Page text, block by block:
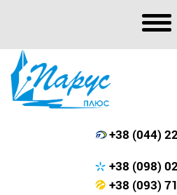
+38 (044)
+38 (098)
+38 (093)